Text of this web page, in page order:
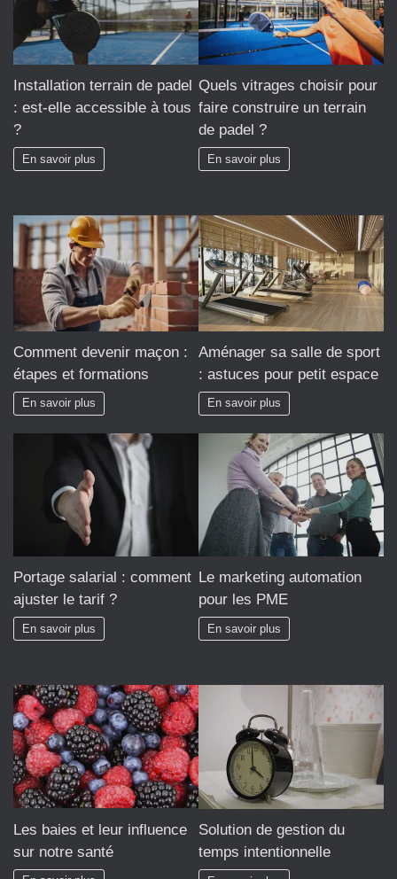
Installation terrain de padel
: est-elle accessible à tous
?
En savoir plus
Quels vitrages choisir pour
faire construire un terrain
de padel ?
En savoir plus
Comment devenir maçon :
étapes et formations
En savoir plus
Aménager sa salle de sport
: astuces pour petit espace
En savoir plus
Portage salarial : comment
ajuster le tarif ?
En savoir plus
Le marketing automation
pour les PME
En savoir plus
Les baies et leur influence
sur notre santé
Solution de gestion du
temps intentionnelle